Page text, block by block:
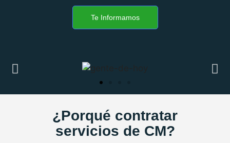
Te Informamos
¿Porqué contratar
servicios de CM?